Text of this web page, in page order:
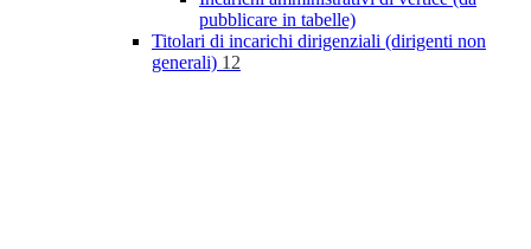
pubblicare in tabelle)
Titolari di incarichi dirigenziali (dirigenti non
generali) 12